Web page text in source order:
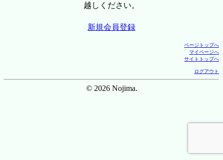
越しください。
新規会員登録
ページトップへ
マイページへ
サイトトップへ
ログアウト
© 2026 Nojima.